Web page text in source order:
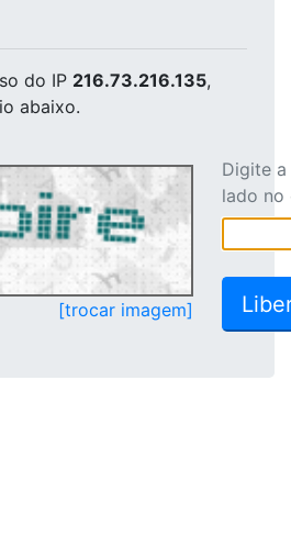
do IP 216.73.216.135,
abaixo.
[trocar imagem]
Digite
lado no